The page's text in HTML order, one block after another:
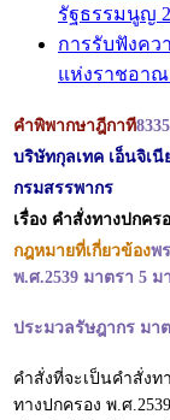
รัฐธรรมนูญ
การรับฟังคว
แห่งราชอาณ
คำพิพากษาฎีกาที
บริษัทกุลเทค เอ็นจิเนี
กรมสรรพากร
เรื่อง คำสั่งทางปกคร
กฎหมายที่เกี่ยวข้องพ
พ.ศ.2539 มาตรา 5 ม
ประมวลรัษฎากร มา
คำสั่งที่จะเป็นคำสั่ง
ทางปกครอง พ.ศ